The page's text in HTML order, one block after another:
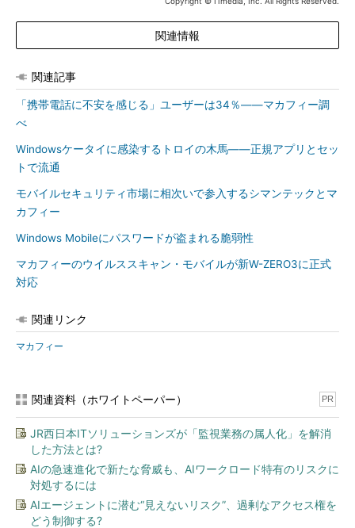
関連情報
関連記事
「携帯電話に不安を感じる」ユーザーは34％――マカフィー調
べ
Windowsケータイに感染するトロイの木馬――正規アプリとセッ
トで流通
モバイルセキュリティ市場に相次いで参入するシマンテックとマ
カフィー
Windows Mobileにパスワードが盗まれる脆弱性
マカフィーのウイルススキャン・モバイルが新W-ZERO3に正式
対応
関連リンク
マカフィー
関連資料（ホワイトペーパー） PR
JR西日本ITソリューションズが「監視業務の属人化」を解消
した方法とは?
AIの急速進化で新たな脅威も、AIワークロード特有のリスクに
対処するには
AIエージェントに潜む“見えないリスク”、過剰なアクセス権を
どう制御する?